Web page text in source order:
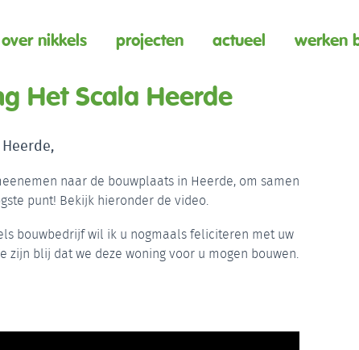
over nikkels projecten actueel werken
Het Scala Heerde
naar de bouwplaats in Heerde, om samen
punt! Bekijk hieronder de video.
bouwbedrijf wil ik u nogmaals feliciteren met uw
zijn blij dat we deze woning voor u mogen bouwen.